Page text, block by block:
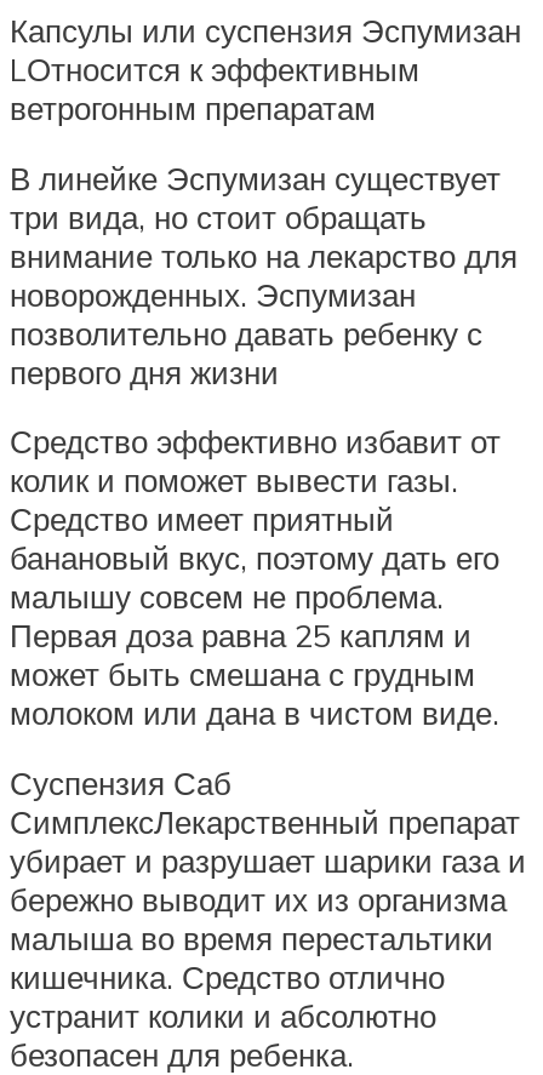
Капсулы или суспензия Эспумизан
LОтносится к эффективным
ветрогонным препаратам
В линейке Эспумизан существует
три вида, но стоит обращать
внимание только на лекарство для
новорожденных. Эспумизан
позволительно давать ребенку с
первого дня жизни
Средство эффективно избавит от
колик и поможет вывести газы.
Средство имеет приятный
банановый вкус, поэтому дать его
малышу совсем не проблема.
Первая доза равна 25 каплям и
может быть смешана с грудным
молоком или дана в чистом виде.
Суспензия Саб
СимплексЛекарственный препарат
убирает и разрушает шарики газа и
бережно выводит их из организма
малыша во время перестальтики
кишечника. Средство отлично
устранит колики и абсолютно
безопасен для ребенка.